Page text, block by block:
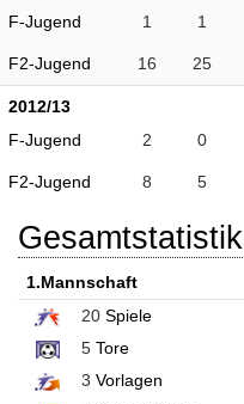
F-Jugend
1 1
F2-Jugend 16 25
2012/13
F-Jugend
2 0
F2-Jugend 8 5
Gesamtstatistik
1.Mannschaft
20 Spiele
5 Tore
3 Vorlagen